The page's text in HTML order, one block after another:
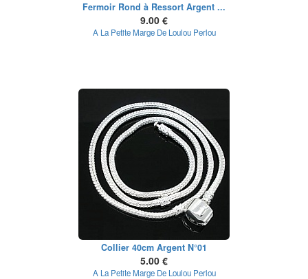
Fermoir Rond à Ressort Argent ...
9.00 €
A La Petite Marge De Loulou Perlou
Collier 40cm Argent N°01
5.00 €
A La Petite Marge De Loulou Perlou